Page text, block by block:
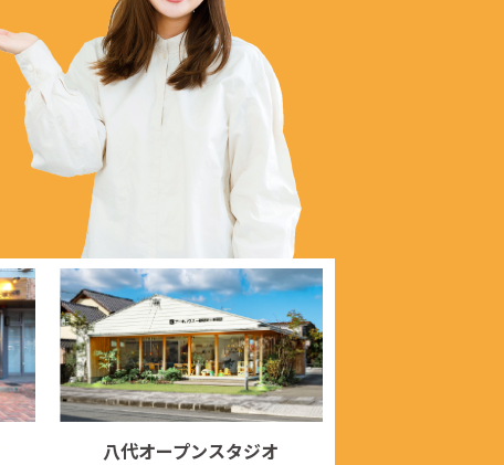
八代オープンスタジオ